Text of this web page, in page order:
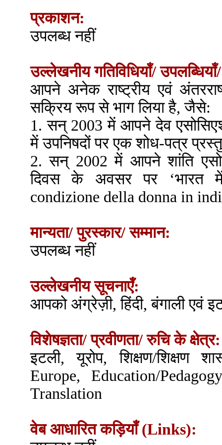
प्रकाशन:
उपलब्ध नहीं
उल्लेखनीय गतिविधियाँ/ उपलब्धियाँ/
आपने अनेक राष्ट्रीय एवं
सक्रिय रूप से भाग लिया है, जैसे:
1. सन् 2003 में आपने देव
में उपनिषदों पर एक शोध-पत्र
2. सन् 2002 में आपने शांति
दिवस के अवसर पर ‘भारत
condizione della donna in
मान्यता/ पुरस्कार/ सम्मान:
उपलब्ध नहीं
उल्लेखनीय सूचनाएँ:
आपको अंग्रेज़ी, हिंदी, बंगाली एवं
विशेषज्ञता/ प्रवीणता/ रुचि के क्षेत्र:
इटली, यूरोप, शिक्षण/शिक्षण
Europe, Education/
Translation
वेब आधारित कड़ियाँ (Links):